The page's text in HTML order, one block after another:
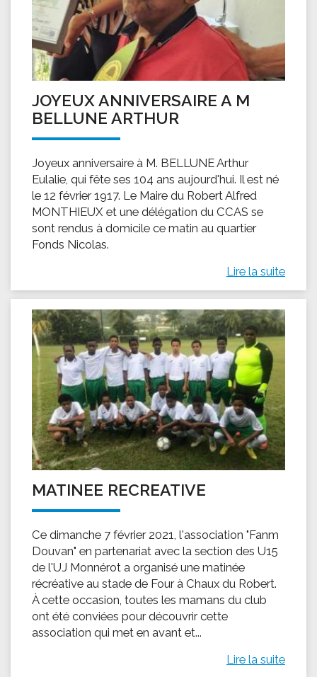
JOYEUX ANNIVERSAIRE A M
BELLUNE ARTHUR
Joyeux anniversaire à M. BELLUNE Arthur
Eulalie, qui fête ses 104 ans aujourd'hui. Il est né
le 12 février 1917. Le Maire du Robert Alfred
MONTHIEUX et une délégation du CCAS se
sont rendus à domicile ce matin au quartier
Fonds Nicolas.
Lire la suite
MATINEE RECREATIVE
Ce dimanche 7 février 2021, l'association "Fanm
Douvan" en partenariat avec la section des U15
de l'UJ Monnérot a organisé une matinée
récréative au stade de Four à Chaux du Robert.
À cette occasion, toutes les mamans du club
ont été conviées pour découvrir cette
association qui met en avant et...
Lire la suite